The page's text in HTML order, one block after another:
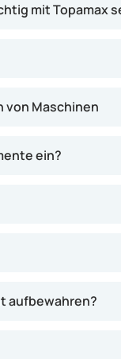
mit Topamax
von Maschinen
ein?
aufbewahren?